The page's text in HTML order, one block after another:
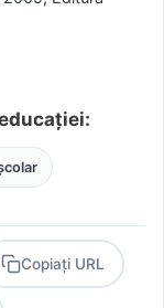
Copiați URL